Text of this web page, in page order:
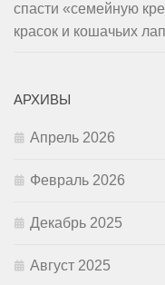
спасти «семейную
красок и кошачьих лап
АРХИВЫ
Апрель 2026
Февраль 2026
Декабрь 2025
Август 2025